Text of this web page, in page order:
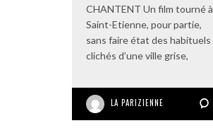
CHANTENT Un film tourné à
Saint-Etienne, pour partie,
sans faire état des habituels
clichés d’une ville grise,
LA PARIZIENNE